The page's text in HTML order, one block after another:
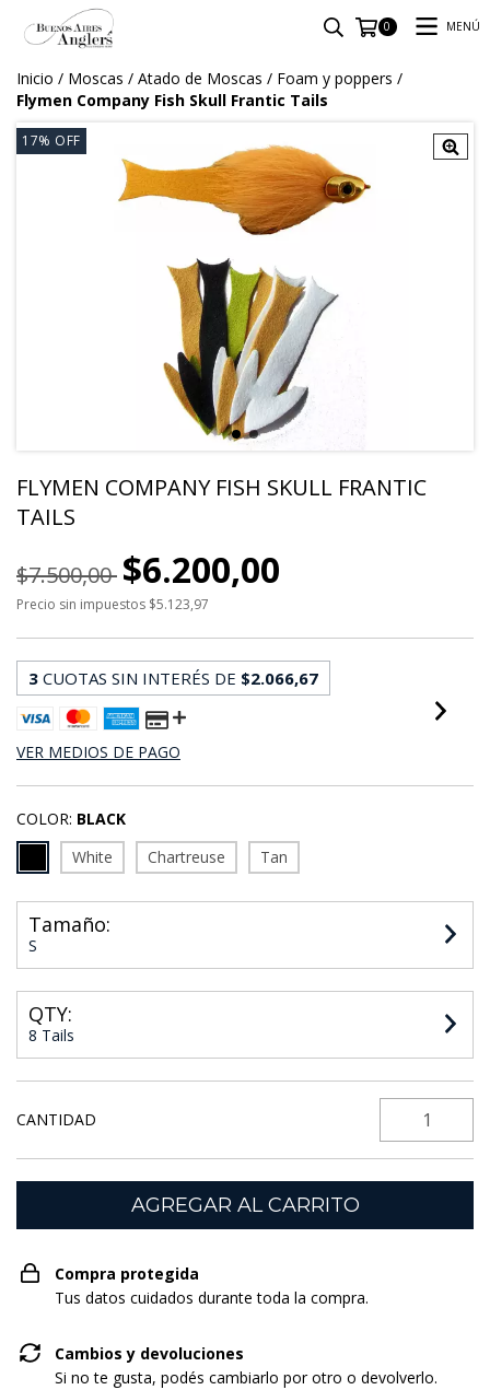
0 MENÚ
Inicio / Moscas / Atado de Moscas / Foam y poppers /
Flymen Company Fish Skull Frantic Tails
17% OFF
FLYMEN COMPANY FISH SKULL FRANTIC
TAILS
$7.500,00 $6.200,00
Precio sin impuestos $5.123,97
3 CUOTAS SIN INTERÉS DE $2.066,67
VER MEDIOS DE PAGO
COLOR: BLACK
White
Chartreuse Tan
Tamaño:
S
QTY:
8 Tails
CANTIDAD
Compra protegida
Tus datos cuidados durante toda la compra.
Cambios y devoluciones
Si no te gusta, podés cambiarlo por otro o devolverlo.